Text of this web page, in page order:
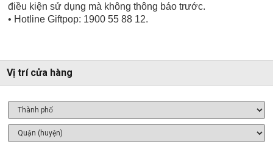
điều kiện sử dụng mà không thông báo trước.
• Hotline Giftpop: 1900 55 88 12.
Vị trí cửa hàng